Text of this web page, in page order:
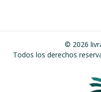
© 2026
Todos los derechos